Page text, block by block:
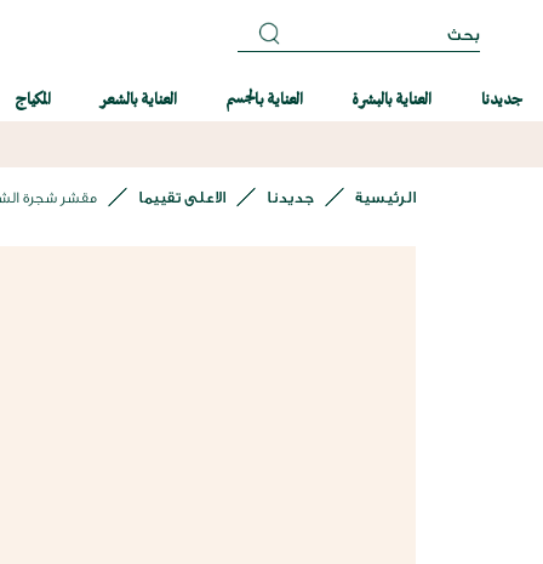
بحث
جديدنا العناية بالبشرة العناية بالجسم العناية بالشعر المكياج
الرئيسية جديدنا الاعلى تقييما مقشر شجرة